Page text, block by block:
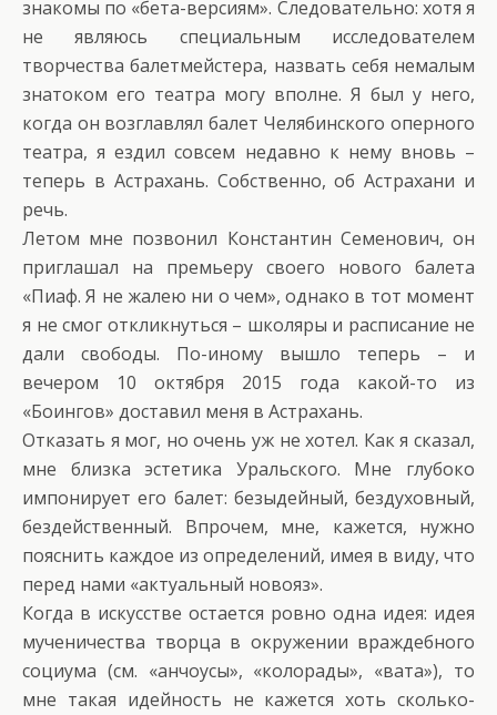
знакомы по «бета-версиям». Следовательно: хотя я
не являюсь специальным исследователем
творчества балетмейстера, назвать себя немалым
знатоком его театра могу вполне. Я был у него,
когда он возглавлял балет Челябинского оперного
театра, я ездил совсем недавно к нему вновь –
теперь в Астрахань. Собственно, об Астрахани и
речь.
Летом мне позвонил Константин Семенович, он
приглашал на премьеру своего нового балета
«Пиаф. Я не жалею ни о чем», однако в тот момент
я не смог откликнуться – школяры и расписание не
дали свободы. По-иному вышло теперь – и
вечером 10 октября 2015 года какой-то из
«Боингов» доставил меня в Астрахань.
Отказать я мог, но очень уж не хотел. Как я сказал,
мне близка эстетика Уральского. Мне глубоко
импонирует его балет: безыдейный, бездуховный,
бездейственный. Впрочем, мне, кажется, нужно
пояснить каждое из определений, имея в виду, что
перед нами «актуальный новояз».
Когда в искусстве остается ровно одна идея: идея
мученичества творца в окружении враждебного
социума (см. «анчоусы», «колорады», «вата»), то
мне такая идейность не кажется хоть сколько-